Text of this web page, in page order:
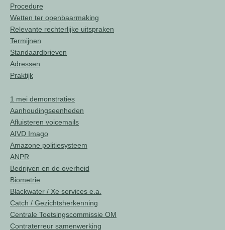
Procedure
Wetten ter openbaarmaking
Relevante rechterlijke uitspraken
Termijnen
Standaardbrieven
Adressen
Praktijk
1 mei demonstraties
Aanhoudingseenheden
Afluisteren voicemails
AIVD Imago
Amazone politiesysteem
ANPR
Bedrijven en de overheid
Biometrie
Blackwater / Xe services e.a.
Catch / Gezichtsherkenning
Centrale Toetsingscommissie OM
Contraterreur samenwerking